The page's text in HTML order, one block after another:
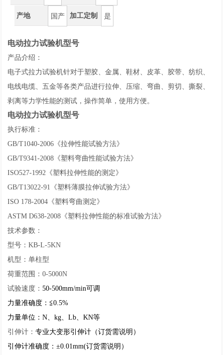
产地 国产 加工定制 是
电动拉力试验机型号
产品介绍：
电子式拉力试验机针对于塑胶、金属、鞋材、皮革、胶带、纺织、
电线电缆、五金等各类产品进行拉伸、压缩、弯曲、剪切、撕裂、
剥离等力学性能的测试，操作简单，使用方便。
电动拉力试验机型号
执行标准：
GB/T1040-2006《拉伸性能试验方法》
GB/T9341-2008《塑料弯曲性能试验方法》
ISO527-1992《塑料拉伸性能的测定》
GB/T13022-91《塑料薄膜拉伸试验方法》
ISO 178-2004《塑料弯曲测定》
ASTM D638-2008《塑料拉伸性能的标准试验方法》
技术参数：
型号：KB-L-5KN
机型：单柱型
荷重范围：0-5000N
试验速度：50-500mm/min可调
力量准确度：≦0.5%
力量单位：N、kg、Lb、KN等
引伸计：专业大变形引伸计（订货需说明）
引伸计准确度：±0.01mm(订货需说明）